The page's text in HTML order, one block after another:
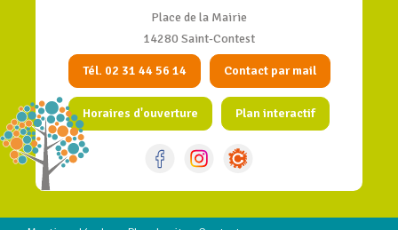
Place de la Mairie
14280 Saint-Contest
Tél. 02 31 44 56 14 Contact par mail
Horaires d'ouverture Plan interactif